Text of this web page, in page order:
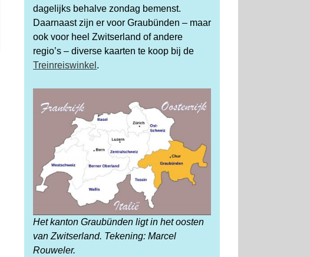
dagelijks behalve zondag bemenst.
Daarnaast zijn er voor Graubünden – maar
ook voor heel Zwitserland of andere
regio’s – diverse kaarten te koop bij de
Treinreiswinkel .
Het kanton Graubünden ligt in het oosten
van Zwitserland. Tekening: Marcel
Rouweler.